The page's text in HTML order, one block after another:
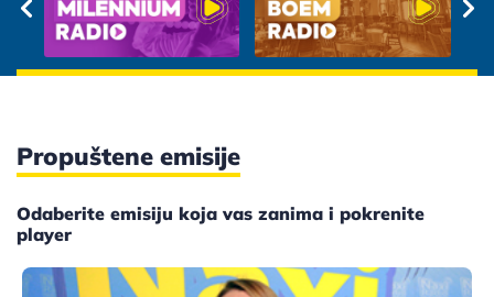
Propuštene emisije
Odaberite emisiju koja vas zanima i pokrenite
player